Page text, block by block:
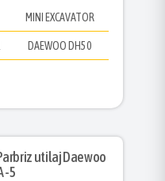
MINI EXCAVATOR
DAEWOO DH50
utilaj Daewoo
-5